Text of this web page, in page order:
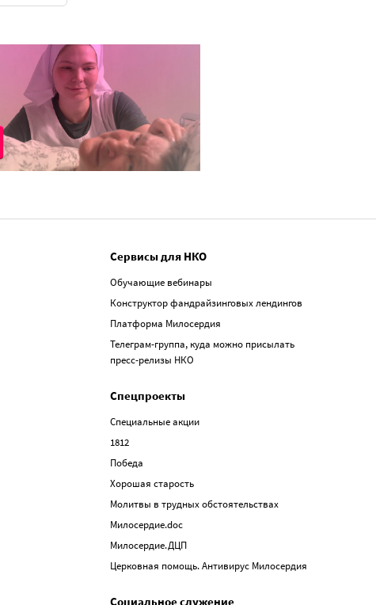
Сервисы для НКО
Обучающие вебинары
Конструктор фандрайзинговых лендингов
Платформа Милосердия
Телеграм-группа, куда можно присылать
пресс-релизы НКО
Спецпроекты
Специальные акции
1812
Победа
Хорошая старость
Молитвы в трудных обстоятельствах
Милосердие.doc
Милосердие.ДЦП
Церковная помощь. Антивирус Милосердия
Социальное служение